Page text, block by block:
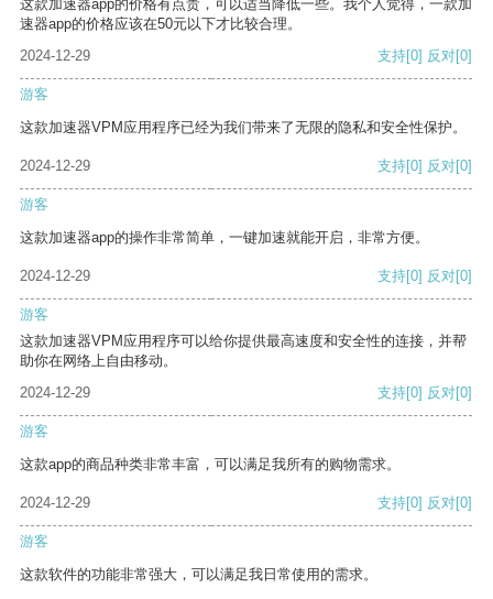
这款加速器app的价格有点贵，可以适当降低一些。我个人觉得，一款加
速器app的价格应该在50元以下才比较合理。
2024-12-29
支持[0] 反对[0]
游客
这款加速器VPM应用程序已经为我们带来了无限的隐私和安全性保护。
2024-12-29 支持[0] 反对[0]
游客
这款加速器app的操作非常简单，一键加速就能开启，非常方便。
2024-12-29 支持[0] 反对[0]
游客
这款加速器VPM应用程序可以给你提供最高速度和安全性的连接，并帮
助你在网络上自由移动。
2024-12-29
支持[0] 反对[0]
游客
这款app的商品种类非常丰富，可以满足我所有的购物需求。
2024-12-29 支持[0] 反对[0]
游客
这款软件的功能非常强大，可以满足我日常使用的需求。